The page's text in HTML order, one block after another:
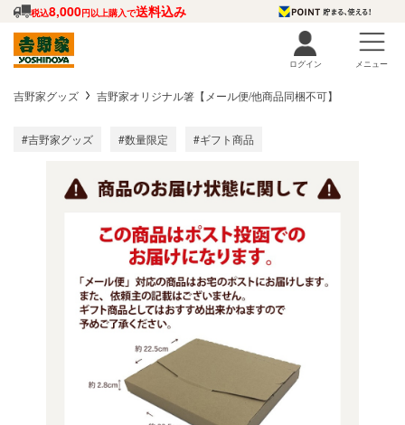
税込8,000円以上購入で送料込み
ログイン メニュー
吉野家グッズ 吉野家オリジナル箸【メール便/他商品同梱不可】
#吉野家グッズ #数量限定 #ギフト商品